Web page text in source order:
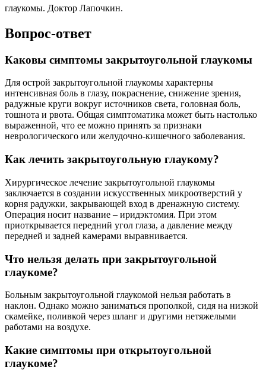
глаукомы. Доктор Лапочкин.
Вопрос-ответ
Каковы симптомы закрытоугольной глаукомы
Для острой закрытоугольной глаукомы характерны
интенсивная боль в глазу, покраснение, снижение зрения,
радужные круги вокруг источников света, головная боль,
тошнота и рвота. Общая симптоматика может быть настолько
выраженной, что ее можно принять за признаки
неврологического или желудочно-кишечного заболевания.
Как лечить закрытоугольную глаукому?
Хирургическое лечение закрытоугольной глаукомы
заключается в создании искусственных микроотверстий у
корня радужки, закрывающей вход в дренажную систему.
Операция носит название – иридэктомия. При этом
приоткрывается передний угол глаза, а давление между
передней и задней камерами выравнивается.
Что нельзя делать при закрытоугольной
глаукоме?
Больным закрытоугольной глаукомой нельзя работать в
наклон. Однако можно заниматься прополкой, сидя на низкой
скамейке, поливкой через шланг и другими нетяжелыми
работами на воздухе.
Какие симптомы при открытоугольной
глаукоме?